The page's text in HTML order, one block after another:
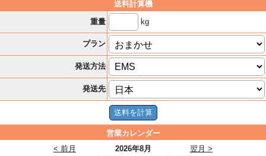
送料計算機
重量
kg
プラン
発送方法
発送先
営業カレンダー
2026年8月
< 前月
翌月 >